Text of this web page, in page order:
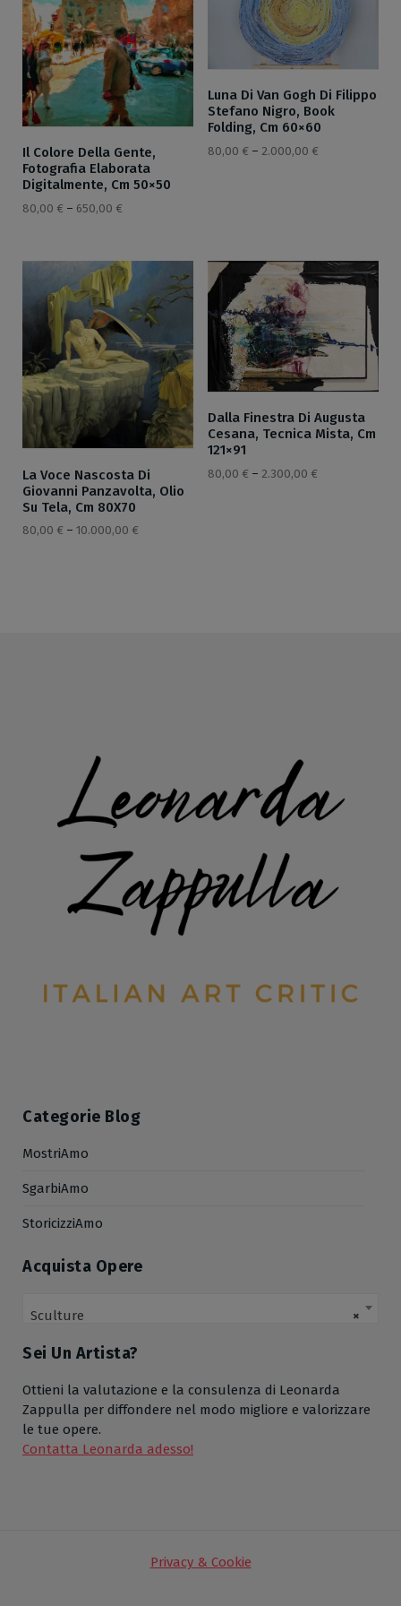
Il Colore Della Gente,
Fotografia Elaborata
Digitalmente, Cm 50×50
80,00 € – 650,00 €
Luna Di Van Gogh Di Filippo
Stefano Nigro, Book
Folding, Cm 60×60
80,00 € – 2.000,00 €
La Voce Nascosta Di
Giovanni Panzavolta, Olio
Su Tela, Cm 80X70
80,00 € – 10.000,00 €
Dalla Finestra Di Augusta
Cesana, Tecnica Mista, Cm
121×91
80,00 € – 2.300,00 €
Categorie Blog
MostriAmo
SgarbiAmo
StoricizziAmo
Acquista Opere
×
Sculture
Sei Un Artista?
Ottieni la valutazione e la consulenza di Leonarda
Zappulla per diffondere nel modo migliore e valorizzare
le tue opere.
Contatta Leonarda adesso!
Privacy & Cookie